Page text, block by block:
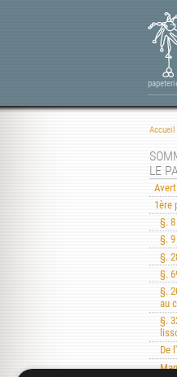
Accueil
LE
1ère
§.
§.
§.
§.
§.
au
§.
De